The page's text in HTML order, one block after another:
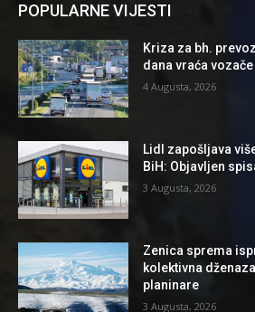
POPULARNE VIJESTI
Kriza za bh.
dana vraća
4 Augusta, 2026
Lidl zapošljava
BiH: Objavljen
3 Augusta, 2026
Zenica sprema
kolektivna
planinare
3 Augusta, 2026